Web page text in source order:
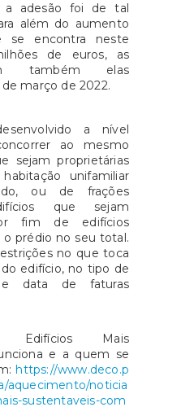
a adesão foi de tal
além do aumento
se encontra neste
de euros, as
também elas
março de 2022.
a nível
ao mesmo
sejam proprietárias
unifamiliar
ou de frações
que sejam
fim de edifícios
prédio no seu total.
no que toca
edifício, no tipo de
e data de faturas
Edifícios Mais
e a quem se
https://www.deco.p
aquecimento/noticia
sustentaveis-com